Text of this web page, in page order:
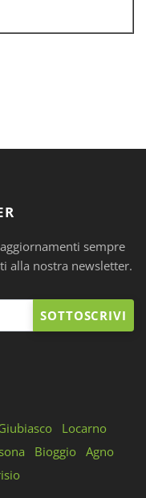
sempre
alla nostra newsletter.
SOTTOSCRIVI
Locarno
Bioggio Agno